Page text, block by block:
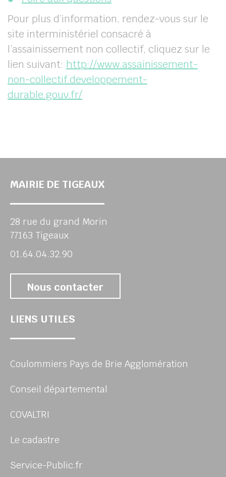
Pour plus d’information, rendez-vous sur le
site interministériel consacré à
l’assainissement non collectif, cliquez sur le
lien suivant: http://www.assainissement-
non-collectif.developpement-
durable.gouv.fr/
MAIRIE DE TIGEAUX
28 rue du grand Morin
77163 Tigeaux
01.64.04.32.90
Nous contacter
LIENS UTILES
Coulommiers Pays de Brie Agglomération
Conseil départemental
COVALTRI
Le cadastre
Service-Public.fr